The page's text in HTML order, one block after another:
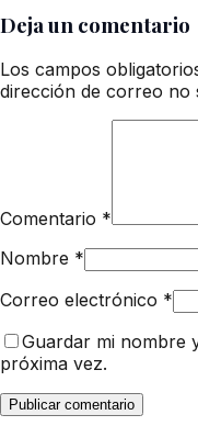
Deja un comentario
Los campos
dirección de correo no
Comentario *
Nombre *
Correo electrónico *
Guardar mi nombre
próxima vez.